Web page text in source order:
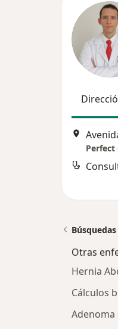
Perfect
Otras
Hernia
Cálculos
Adenoma